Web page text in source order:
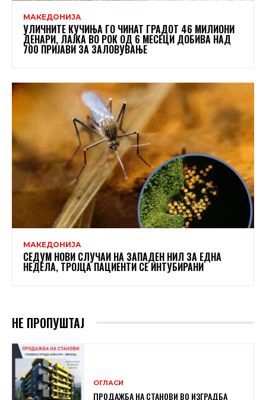
МАКЕДОНИЈА
УЛИЧНИТЕ КУЧИЊА ГО ЧИНАТ ГРАДОТ 46 МИЛИОНИ
ДЕНАРИ, ЛАЈКА ВО РОК ОД 6 МЕСЕЦИ ДОБИВА НАД
700 ПРИЈАВИ ЗА ЗАЛОВУВАЊЕ
МАКЕДОНИЈА
СЕДУМ НОВИ СЛУЧАИ НА ЗАПАДЕН НИЛ ЗА ЕДНА
НЕДЕЛА, ТРОЈЦА ПАЦИЕНТИ СЕ ИНТУБИРАНИ
НЕ ПРОПУШТАЈ
ОГЛАСИ
ПРОДАЖБА НА СТАНОВИ ВО ИЗГРАДБА